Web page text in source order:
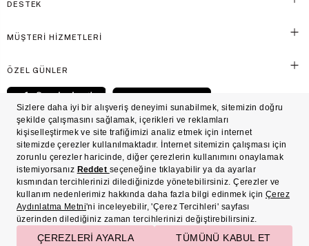
DESTEK
MÜŞTERİ HİZMETLERİ
ÖZEL GÜNLER
© Victoria's Secret Shaya Mağazacılık A.Ş. Franchise lisansı aracılığıyla işletilen ticari
markasıdır. Her hakkı saklıdır.
Süreç Bazlı Müşteri Aydınlatma Metni
Üyelik ve Gizlilik Sözleşmesi
İşlem Rehberi